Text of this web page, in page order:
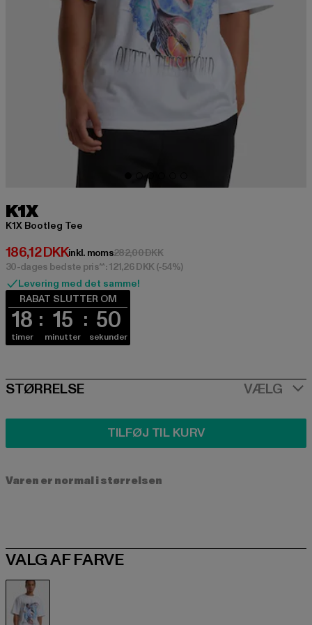
K1X
K1X Bootleg Tee
186,12 DKK
Nuværende pris: 186,12 DKK
inkl. moms282,00 DKKKampagnepris: 282,00 DKK
30-dages bedste pris**: 121,26 DKK(-54%)
Levering med det samme!
RABAT SLUTTER OM
18
timer
15
minutter
49
sekunder
SIZE
STØRRELSE VÆLG
TILFØJ TIL KURV
Varen er normal i størrelsen
VALG AF FARVE